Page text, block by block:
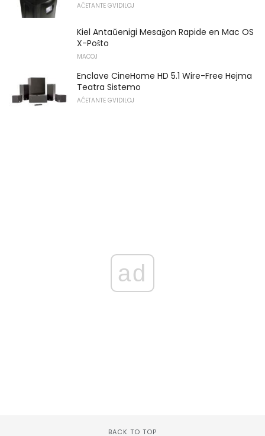
AĈETANTE GVIDILOJ
Kiel Antaŭenigi Mesaĝon Rapide en Mac OS
X-Poŝto
MACOJ
Enclave CineHome HD 5.1 Wire-Free Hejma
Teatra Sistemo
AĈETANTE GVIDILOJ
ad
BACK TO TOP